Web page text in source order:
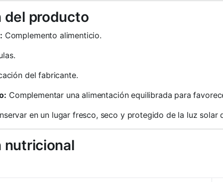
del producto
Complemento alimenticio.
del fabricante.
Complementar una alimentación equilibrada para
en un lugar fresco, seco y protegido de la luz solar
nutricional